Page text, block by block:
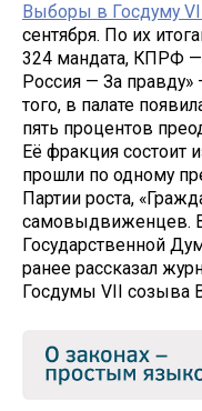
Выборы в Госдуму
сентября. По их
324 мандата, КПРФ —
Россия — За
того, в палате
пять процентов
Её фракция состоит
прошли по одному
Партии роста,
самовыдвиженцев.
Государственной
ранее рассказал
Госдумы VII созыва